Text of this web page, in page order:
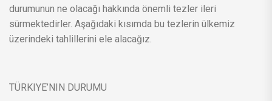
durumunun ne olacağı hakkında önemli tezler ileri
sürmektedirler. Aşağıdaki kısımda bu tezlerin ülkemiz
üzerindeki tahlillerini ele alacağız.
TÜRKIYE’NIN DURUMU